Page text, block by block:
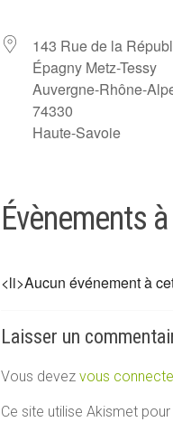
143 Rue de la
Épagny Metz-Tessy
Auvergne-Rhône-
74330
Haute-Savoie
Évènements
<li>Aucun événement à
Laisser un
Vous devez vous
Ce site utilise Akismet